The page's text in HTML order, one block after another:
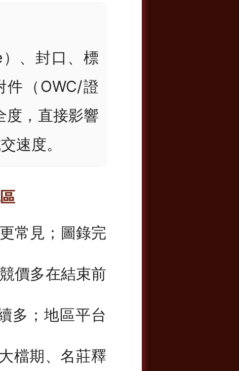
、封口、標
件（OWC/證
度，直接影響
速度。
常見；圖錄完
價多在結束前
多；地區平台
檔期、名莊釋